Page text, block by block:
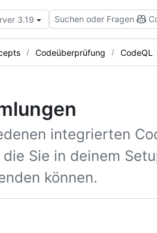
3.19 Suchen oder Fragen
Codeüberprüfung CodeQL
integrierten
Sie in deinem
können.